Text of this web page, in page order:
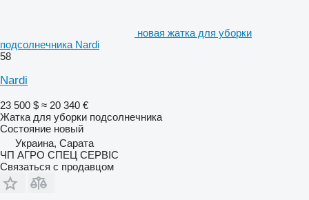
новая жатка для уборки
подсолнечника Nardi
58
Nardi
23 500 $ ≈ 20 340 €
Жатка для уборки подсолнечника
Состояние новый
Украина, Сарата
ЧП АГРО СПЕЦ СЕРВІС
Связаться с продавцом